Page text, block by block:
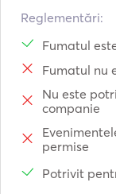
Reglementări:
Fumatul
Fumatul nu
Nu este
companie
permise
Potrivit